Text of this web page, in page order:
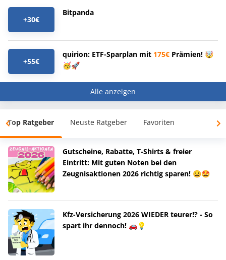
+30€
Bitpanda
+55€
quirion: ETF-Sparplan mit 175€ Prämien! 🤯
🥳🚀
Alle anzeigen
Top Ratgeber Neuste Ratgeber Favoriten
Gutscheine, Rabatte, T-Shirts & freier
Eintritt: Mit guten Noten bei den
Zeugnisaktionen 2026 richtig sparen! 😀🤩
Kfz-Versicherung 2026 WIEDER teurer!? - So
spart ihr dennoch! 🚗💡